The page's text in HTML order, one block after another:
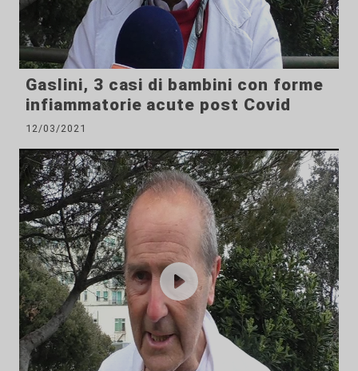
Gaslini, 3 casi di bambini con forme
infiammatorie acute post Covid
12/03/2021